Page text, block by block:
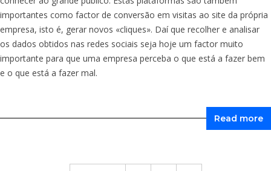
importantes como factor de conversão em visitas ao site da própria
empresa, isto é, gerar novos «cliques». Daí que recolher e analisar
os dados obtidos nas redes sociais seja hoje um factor muito
importante para que uma empresa perceba o que está a fazer bem
e o que está a fazer mal.
Read more